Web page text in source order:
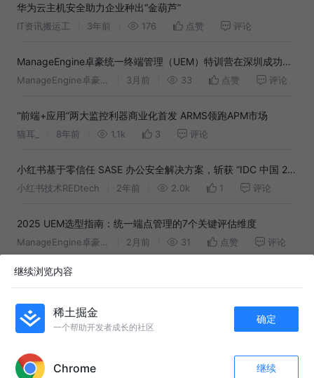
华为云主机安全助力企业种出“金葫芦”
IT资讯搬运工 3年前 176 点赞 评论
ManageEngine卓豪统一终端管理（UEM）特训营在深圳成功举
办
3月前 33 点赞 评论
“前端+应用”两大监控利器商业化首发 ARMS领跑APM市场
猫耳_ 8年前 1.1k 3 评论
小红书基于零信任 SASE 办公安全解决方案，斩获 “IDC 中国 20
大杰出安全项目”
小红书技术REDtech 2年前 2.0k 1 评论
2025 UEM选型指南：统一端点管理的7个关键评估维度
2月前 31 点赞 评论
动态跟踪技术浅析
阿里云 APM 解决方案地图
继续浏览内容
稀土掘金
一个帮助开发者成长的社区
确定
Chrome 继续